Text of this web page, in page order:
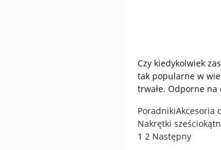
Czy kiedykolwiek
tak popularne w
trwałe. Odporne
PoradnikiAkcesoria
Nakrętki
Stronicowanie
1 2 Następny